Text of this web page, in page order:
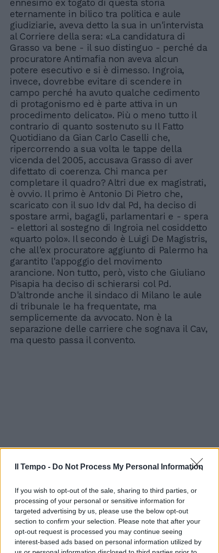
Il Tempo - Do Not Process My Personal Information
If you wish to opt-out of the sale, sharing to third parties, or
processing of your personal or sensitive information for
targeted advertising by us, please use the below opt-out
section to confirm your selection. Please note that after your
opt-out request is processed you may continue seeing
interest-based ads based on personal information utilized by
ennesimo ex togato di questa storia
eternamente in bilico tra politica e aule
giudiziarie, aveva detto la sua in un'intervista
al Corriere della sera: «La candidatura di
Grasso va bene - il suo distinguo - perché da
procuratore Antimafia non aveva alcun
potere esecutivo e si è dimesso. Ingroia,
invece, dovrebbe evitare di scendere in
campo perché ha avuto qualche cedimento
di protagonismo ed è parte attiva in un
procedimento delicato». Più o meno tutto il
contrario di quanto sostenuto su Il Fatto
Quotidiano da Gian Carlo Caselli che,
ripercorrendo a sua volta le tappe della
vicenda del 2005, accusava Grasso di aver
difettato di coerenza. Chi manca per
completare il quadro? Altri due ex magistrati,
è ovvio. Il primo è Antonio Di Pietro che,
scaricato con il suo Idv dal Pd, ha deciso di
spostare armi, bagagli, parlamentari e - spera
- elettori al sostegno di Ingroia nel cosiddetto
«quarto polo». Il secondo è Luigi De Magistris,
che all'ex procuratore aggiunto di Palermo ha
garantito l'appoggio del movimento
arancione. Non tutto, però, visto che Giuliano
Pisapia ha deciso di schierarsi col Pd.
D'altronde anche il sindaco di Milano le aule
di tribunale le ha frequentate, ma
semplicemente da avvocato. Non è la
separazione delle carriere che sognava il Cav,
ma questo passa il convento.